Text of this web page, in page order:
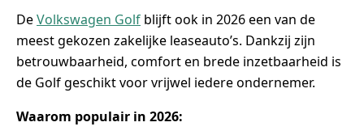
DeVolkswagen Golf blijft ook in 2026 een van de
meest gekozen zakelijke leaseauto’s. Dankzij zijn
betrouwbaarheid, comfort en brede inzetbaarheid is
de Golf geschikt voor vrijwel iedere ondernemer.
Waarom populair in 2026: